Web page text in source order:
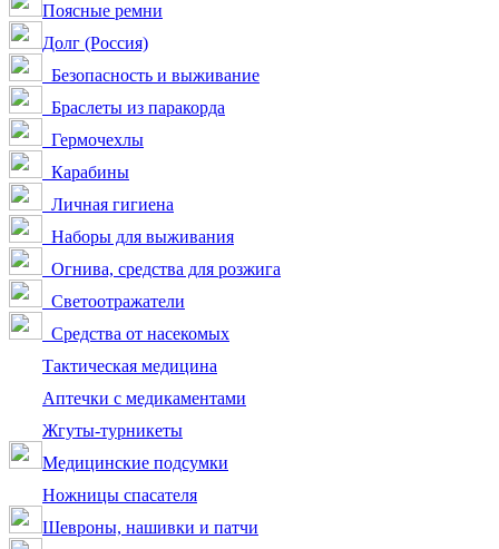
Поясные ремни
Долг (Россия)
Безопасность и выживание
Браслеты из паракорда
Гермочехлы
Карабины
Личная гигиена
Наборы для выживания
Огнива, средства для розжига
Светоотражатели
Средства от насекомых
Тактическая медицина
Аптечки с медикаментами
Жгуты-турникеты
Медицинские подсумки
Ножницы спасателя
Шевроны, нашивки и патчи